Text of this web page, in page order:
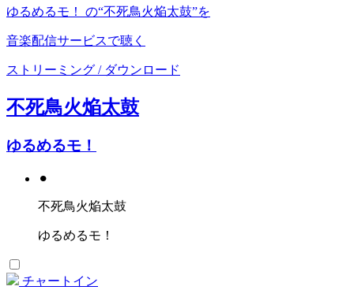
ゆるめるモ！ の“不死鳥火焔太鼓”を
音楽配信サービスで聴く
ストリーミング / ダウンロード
不死鳥火焔太鼓
ゆるめるモ！
⚫︎
不死鳥火焔太鼓
ゆるめるモ！
チャートイン